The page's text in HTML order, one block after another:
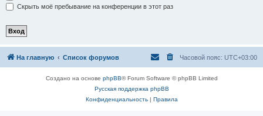
Скрыть моё пребывание на конференции в этот раз
На главную Список форумов Часовой пояс: UTC+03:00
Создано на основе phpBB® Forum Software © phpBB Limited
Русская поддержка phpBB
Конфиденциальность| Правила